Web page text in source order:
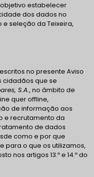
estabelecer
dos dados no
seleção da Teixeira,
no presente Aviso
cidadãos que se
S.A., no âmbito de
quer offline,
de informação aos
e recrutamento da
de dados
como e por que
para o que os utilizamos,
nos artigos 13.º e 14.º do